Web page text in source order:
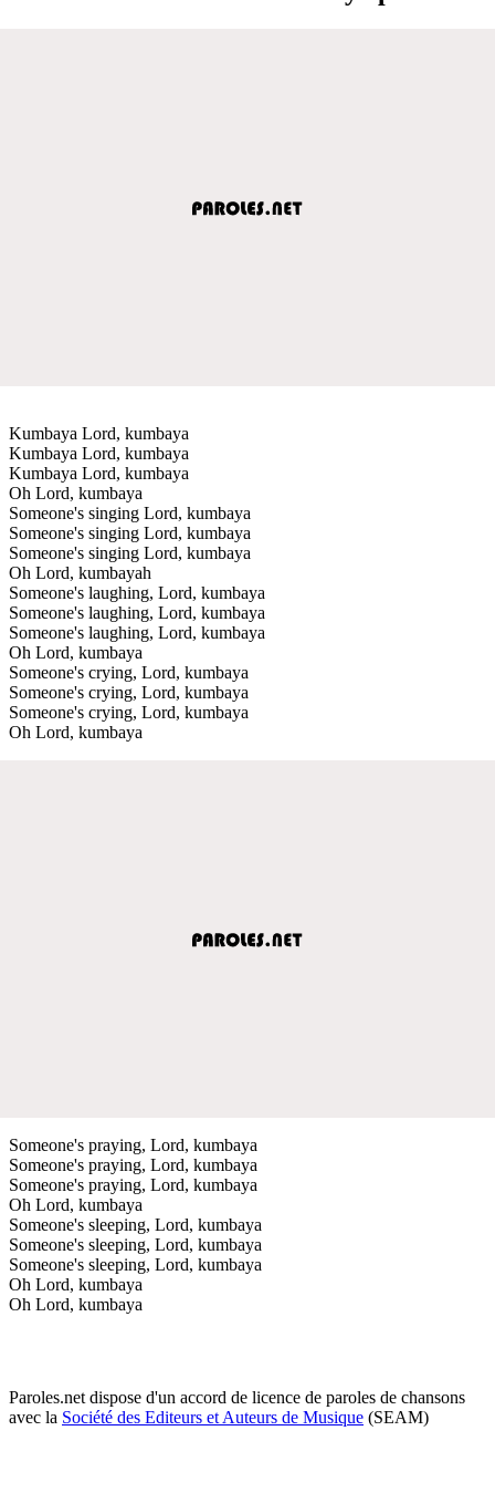
Kumbaya Lord, kumbaya
Kumbaya Lord, kumbaya
Kumbaya Lord, kumbaya
Oh Lord, kumbaya
Someone's singing Lord, kumbaya
Someone's singing Lord, kumbaya
Someone's singing Lord, kumbaya
Oh Lord, kumbayah
Someone's laughing, Lord, kumbaya
Someone's laughing, Lord, kumbaya
Someone's laughing, Lord, kumbaya
Oh Lord, kumbaya
Someone's crying, Lord, kumbaya
Someone's crying, Lord, kumbaya
Someone's crying, Lord, kumbaya
Oh Lord, kumbaya
Someone's praying, Lord, kumbaya
Someone's praying, Lord, kumbaya
Someone's praying, Lord, kumbaya
Oh Lord, kumbaya
Someone's sleeping, Lord, kumbaya
Someone's sleeping, Lord, kumbaya
Someone's sleeping, Lord, kumbaya
Oh Lord, kumbaya
Oh Lord, kumbaya
Paroles.net dispose d'un accord de licence de paroles de chansons
avec la Société des Editeurs et Auteurs de Musique (SEAM)